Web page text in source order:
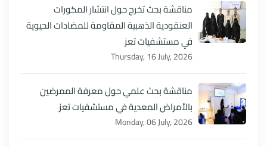
مناقشة بحث تخرج حول انتشار المكورات
العنقودية الذهبية المقاومة للمضادات الحيوية
في مستشفيات تعز
Thursday, 16 July, 2026
مناقشة بحث علمي حول معرفة الممرضين
بالأمراض المعدية في مستشفيات تعز
Monday, 06 July, 2026